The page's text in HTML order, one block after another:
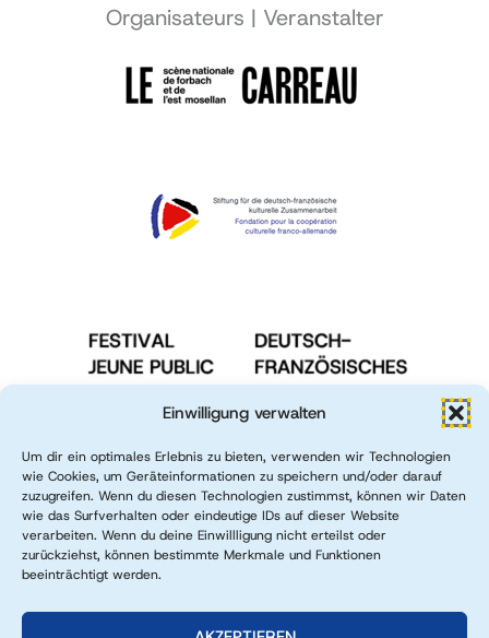
Einwilligung verwalten
Um dir ein optimales Erlebnis zu bieten, verwenden wir Technologien
wie Cookies, um Geräteinformationen zu speichern und/oder darauf
zuzugreifen. Wenn du diesen Technologien zustimmst, können wir Daten
wie das Surfverhalten oder eindeutige IDs auf dieser Website
verarbeiten. Wenn du deine Einwillligung nicht erteilst oder
zurückziehst, können bestimmte Merkmale und Funktionen
beeinträchtigt werden.
Organisateurs | Veranstalter